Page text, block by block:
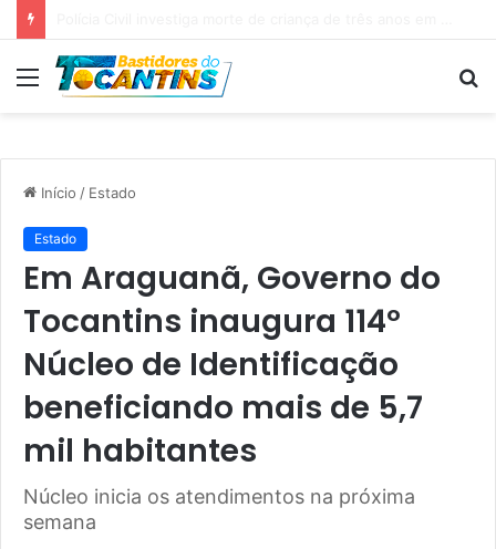
Menu
Início / Estado
Estado
Em Araguanã, Governo do
Tocantins inaugura 114º
Núcleo de Identificação
beneficiando mais de 5,7
mil habitantes
Núcleo inicia os atendimentos na próxima
semana